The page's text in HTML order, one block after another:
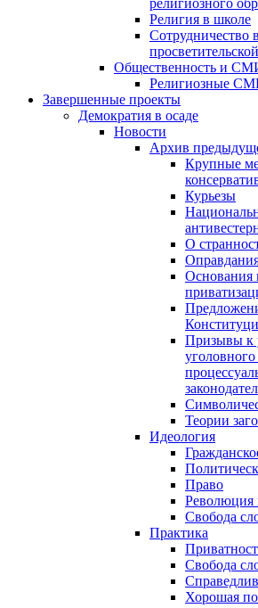
религиозного
Религия в школе
Сотрудничество
Общественность и
Религиозные
Завершенные проекты
Демократия в осаде
Новости
Архив
Крупные
Курьезы
О
Основания
Призывы к
Теории
Идеология
Право
Революция
Свобода
Практика
Свобода
Хорошая